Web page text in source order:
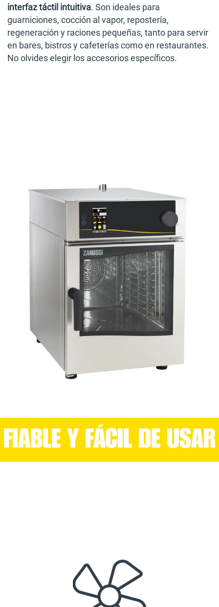
interfaz táctil intuitiva. Son ideales para
guarniciones, cocción al vapor, repostería,
regeneración y raciones pequeñas, tanto para servir
en bares, bistros y cafeterías como en restaurantes.
No olvides elegir los accesorios específicos.
FIABLE Y FÁCIL DE USAR